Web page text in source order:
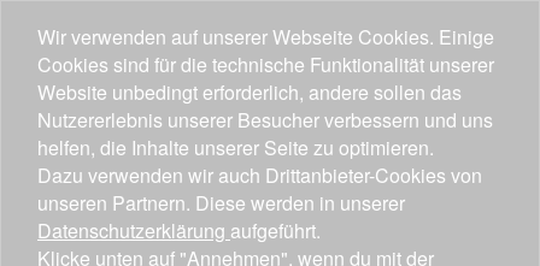
Wir verwenden auf unserer Webseite Cookies. Einige
Cookies sind für die technische Funktionalität unserer
Website unbedingt erforderlich, andere sollen das
Nutzererlebnis unserer Besucher verbessern und uns
helfen, die Inhalte unserer Seite zu optimieren.
Dazu verwenden wir auch Drittanbieter-Cookies von
unseren Partnern. Diese werden in unserer
Datenschutzerklärung aufgeführt.
Klicke unten auf "Annehmen", wenn du mit der